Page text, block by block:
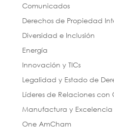
Comunicados
Derechos de Propiedad
Diversidad e Inclusión
Energía
Innovación y TICs
Legalidad y Estado de
Líderes de Relaciones con
Manufactura y
One AmCham